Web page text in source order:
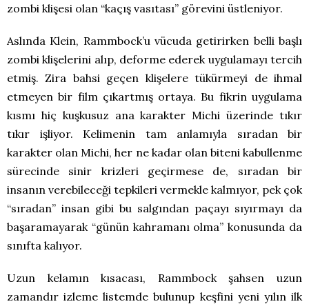
zombi klişesi olan “kaçış vasıtası” görevini üstleniyor.
Aslında Klein, Rammbock’u vücuda getirirken belli başlı
zombi klişelerini alıp, deforme ederek uygulamayı tercih
etmiş. Zira bahsi geçen klişelere tükürmeyi de ihmal
etmeyen bir film çıkartmış ortaya. Bu fikrin uygulama
kısmı hiç kuşkusuz ana karakter Michi üzerinde tıkır
tıkır işliyor. Kelimenin tam anlamıyla sıradan bir
karakter olan Michi, her ne kadar olan biteni kabullenme
sürecinde sinir krizleri geçirmese de, sıradan bir
insanın verebileceği tepkileri vermekle kalmıyor, pek çok
“sıradan” insan gibi bu salgından paçayı sıyırmayı da
başaramayarak “günün kahramanı olma” konusunda da
sınıfta kalıyor.
Uzun kelamın kısacası, Rammbock şahsen uzun
zamandır izleme listemde bulunup keşfini yeni yılın ilk